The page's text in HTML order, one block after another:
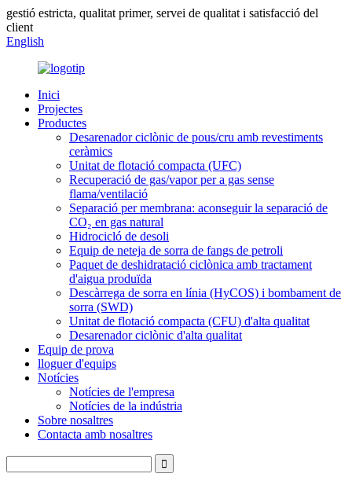
gestió estricta, qualitat primer, servei de qualitat i satisfacció del
client
English
Inici
Projectes
Productes
Desarenador ciclònic de pous/cru amb revestiments
ceràmics
Unitat de flotació compacta (UFC)
Recuperació de gas/vapor per a gas sense
flama/ventilació
Separació per membrana: aconseguir la separació de
CO₂ en gas natural
Hidrocicló de desoli
Equip de neteja de sorra de fangs de petroli
Paquet de deshidratació ciclònica amb tractament
d'aigua produïda
Descàrrega de sorra en línia (HyCOS) i bombament de
sorra (SWD)
Unitat de flotació compacta (CFU) d'alta qualitat
Desarenador ciclònic d'alta qualitat
Equip de prova
lloguer d'equips
Notícies
Notícies de l'empresa
Notícies de la indústria
Sobre nosaltres
Contacta amb nosaltres